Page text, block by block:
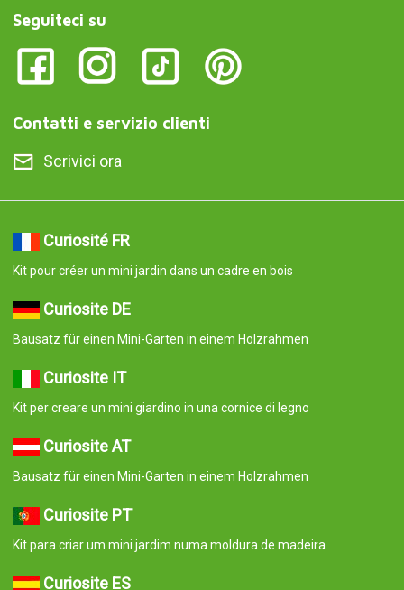
Seguiteci su
Contatti e servizio clienti
Scrivici ora
Curiosité FR
Kit pour créer un mini jardin dans un cadre en bois
Curiosite DE
Bausatz für einen Mini-Garten in einem Holzrahmen
Curiosite IT
Kit per creare un mini giardino in una cornice di legno
Curiosite AT
Bausatz für einen Mini-Garten in einem Holzrahmen
Curiosite PT
Kit para criar um mini jardim numa moldura de madeira
Curiosite ES